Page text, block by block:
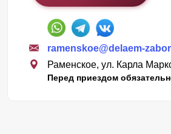
ramenskoe@delaem-
Раменское, ул. Карла
Перед приездом